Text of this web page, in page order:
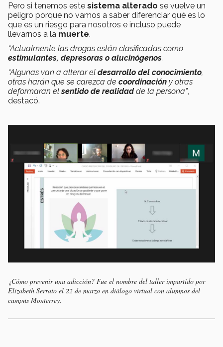
Pero si tenemos este sistema alterado se vuelve un
peligro porque no vamos a saber diferenciar qué es lo
que es un riesgo para nosotros e incluso puede
llevarnos a la muerte.
“Actualmente las drogas están clasificadas como
estimulantes, depresoras o alucinógenos.
“Algunas van a alterar el desarrollo del conocimiento
otras harán que se carezca de coordinación y otras
deformaran elsentido de realidadde la persona”,
destacó.
¿Cómo prevenir una adicción? Fue el nombre del taller impartido por
Elizabeth Serrato el 22 de marzo en diálogo virtual con alumnos del
campus Monterrey.